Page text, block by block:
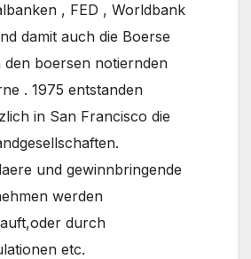
, FED , Worldbank
damit auch die Boerse
den boersen notiernden
. 1975 entstanden
in San Francisco die
und gewinnbringende
werden
durch
etc.